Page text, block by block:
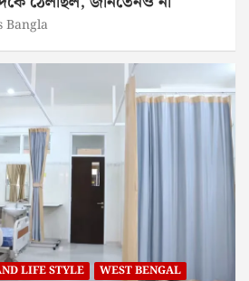
Bangla
LIFE STYLE WEST BENGAL